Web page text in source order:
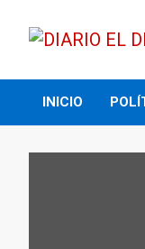
content
INICIO